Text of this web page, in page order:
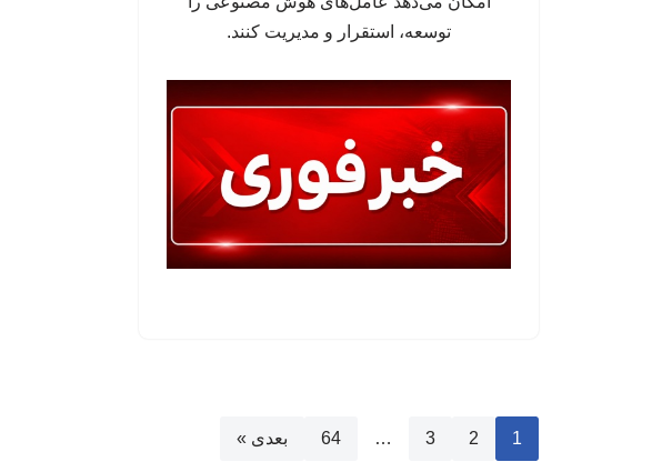
توسعه، استقرار و مدیریت کنند.
1
2
3
…
64 بعدی »